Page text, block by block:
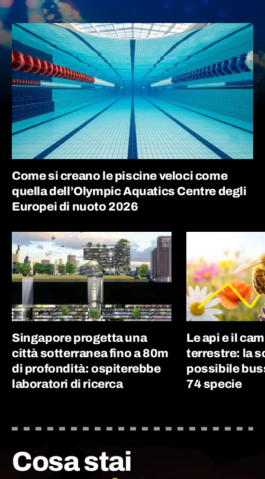
Come si creano le piscine veloci come
quella dell’Olympic Aquatics Centre degli
Europei di nuoto 2026
Singapore progetta una
città sotterranea fino a 80m
di profondità: ospiterebbe
laboratori di ricerca
Le api e il
terrestre: la
possibile
74 specie
Cosa stai